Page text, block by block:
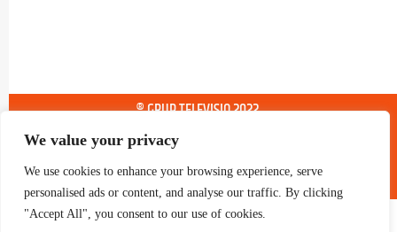
We value your privacy
We use cookies to enhance your browsing experience, serve
personalised ads or content, and analyse our traffic. By clicking
"Accept All", you consent to our use of cookies.
® GRUP TELEVISIO 2022.